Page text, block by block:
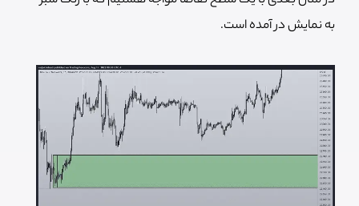
به نمایش در آمده است.